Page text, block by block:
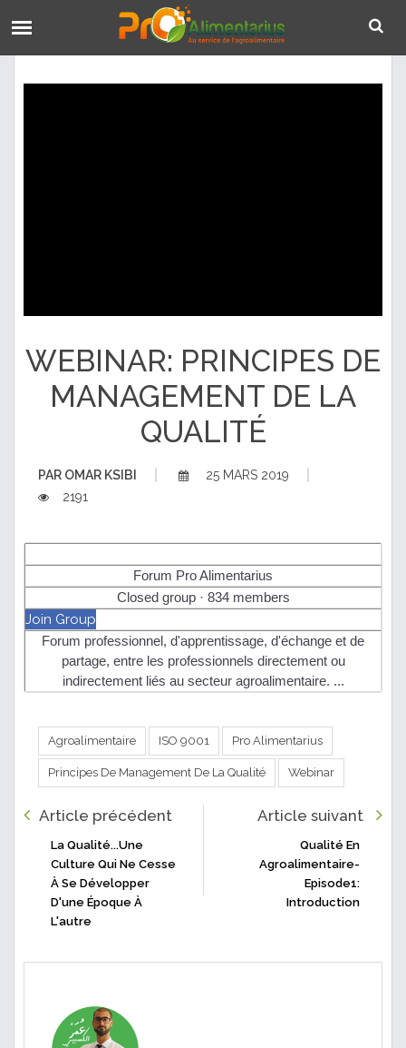
WEBINAR: PRINCIPES DE
MANAGEMENT DE LA
QUALITÉ
PAROMAR KSIBI
25 MARS 2019
2191
Forum Pro Alimentarius
Closed group · 834 members
Join Group
Forum professionnel, d'apprentissage, d'échange et de
partage, entre les professionnels directement ou
indirectement liés au secteur agroalimentaire. ...
Agroalimentaire ISO 9001 Pro Alimentarius
Principes De Management De La Qualité Webinar
Article précédent
La Qualité...une
Culture Qui Ne Cesse
À Se Développer
D'une Époque À
L'autre
Article suivant
Qualité En
Agroalimentaire-
Episode1:
Introduction